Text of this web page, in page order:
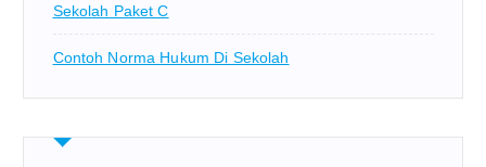
Sekolah Paket C
Contoh Norma Hukum Di Sekolah